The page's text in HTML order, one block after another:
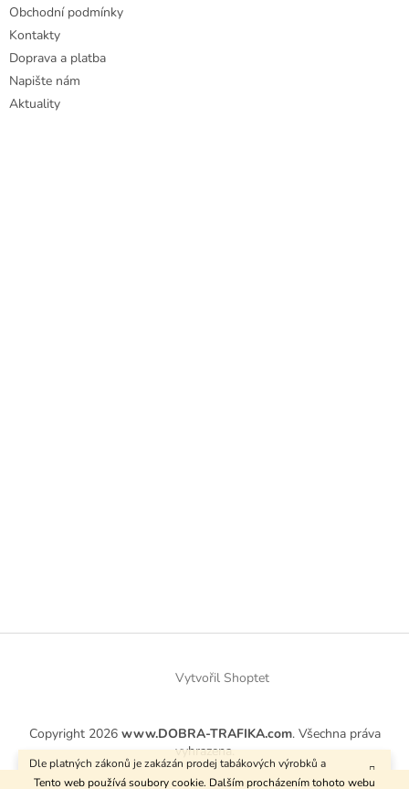
Tento web používá soubory cookie. Dalším procházením tohoto webu
Dle platných zákonů je zakázán prodej tabákových výrobků a
kuřáckých pomůcek osobám mladším 18 let.
Obchodní podmínky
Kontakty
Doprava a platba
Napište nám
Aktuality
Vytvořil Shoptet
Copyright 2026 www.DOBRA-TRAFIKA.com. Všechna práva
vyhrazena.